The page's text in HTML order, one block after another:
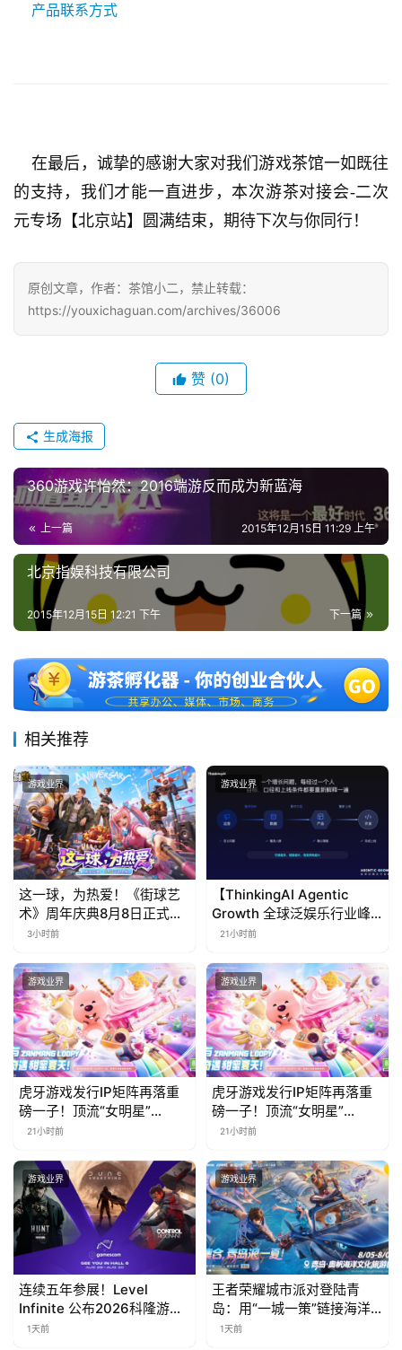
产品联系方式
在最后，诚挚的感谢大家对我们游戏茶馆一如既往
的支持，我们才能一直进步，本次游茶对接会-二次
元专场【北京站】圆满结束，期待下次与你同行！
原创文章，作者：茶馆小二，禁止转载：
https://youxichaguan.com/archives/36006
赞 (0)
生成海报
360游戏许怡然：2016端游反而成为新蓝海
上一篇 2015年12月15日 11:29 上午
北京指娱科技有限公司
下一篇
2015年12月15日 12:21 下午
相关推荐
游戏业界
这一球，为热爱！《街球艺
术》周年庆典8月8日正式上
线，多重福利与全新内容同
3小时前
游戏业界
【ThinkingAI Agentic
Growth 全球泛娱乐行业峰
会】Agent 时代，人到底负
21小时前
游戏业界
虎牙游戏发行IP矩阵再落重
磅一子！顶流“女明星”
ZANMANG LOOPY 正版3D
曝光
21小时前
游戏业界
虎牙游戏发行IP矩阵再落重
磅一子！顶流“女明星”
ZANMANG LOOPY 正版3D
曝光
21小时前
游戏业界
连续五年参展！Level
Infinite 公布2026科隆游戏
展产品阵容
1天前
游戏业界
王者荣耀城市派对登陆青
岛：用“一城一策”链接海洋
场景，以双向奔赴带动夏日
1天前